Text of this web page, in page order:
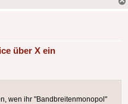
über X ein
wen ihr "Bandbreitenmonopol"